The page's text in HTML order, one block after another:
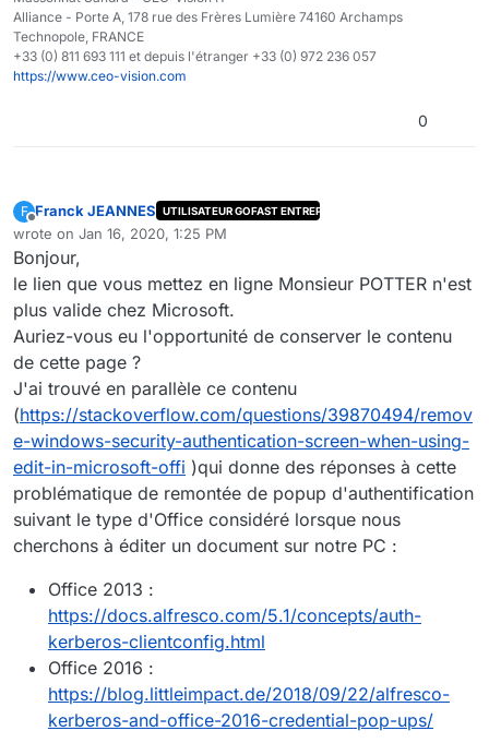
Alliance - Porte A, 178 rue des Frères Lumière 74160 Archamps
Technopole, FRANCE
+33 (0) 811 693 111 et depuis l'étranger +33 (0) 972 236 057
https://www.ceo-vision.com
0
F
Offline
Franck JEANNES UTILISATEUR GOFAST ENTREPRISE
wrote on Jan 16, 2020, 1:25 PM
last edited by
Bonjour,
le lien que vous mettez en ligne Monsieur POTTER n'est
plus valide chez Microsoft.
Auriez-vous eu l'opportunité de conserver le contenu
de cette page ?
J'ai trouvé en parallèle ce contenu
(https://stackoverflow.com/questions/39870494/remov
e-windows-security-authentication-screen-when-using-
edit-in-microsoft-offi )qui donne des réponses à cette
problématique de remontée de popup d'authentification
suivant le type d'Office considéré lorsque nous
cherchons à éditer un document sur notre PC :
Office 2013 :
https://docs.alfresco.com/5.1/concepts/auth-
kerberos-clientconfig.html
Office 2016 :
https://blog.littleimpact.de/2018/09/22/alfresco-
kerberos-and-office-2016-credential-pop-ups/